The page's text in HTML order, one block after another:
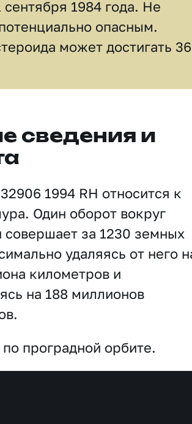
1984 года. Не
опасным.
может достигать
сведения и
1994 RH относится к
Один оборот вокруг
совершает за 1230 земных
удаляясь от него
километров и
на 188 миллионов
проградной орбите.